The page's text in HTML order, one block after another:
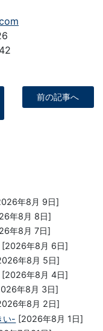
前の記事へ
年8月 9日]
年8月 8日]
年8月 7日]
[2026年8月 6日]
年8月 5日]
[2026年8月 4日]
年8月 3日]
年8月 2日]
い- [2026年8月 1日]